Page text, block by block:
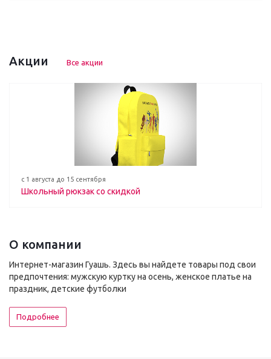
Акции Все акции
с 1 августа до 15 сентября
Школьный рюкзак со скидкой
О компании
Интернет-магазин Гуашь. Здесь вы найдете товары под свои
предпочтения: мужскую куртку на осень, женское платье на
праздник, детские футболки
Подробнее